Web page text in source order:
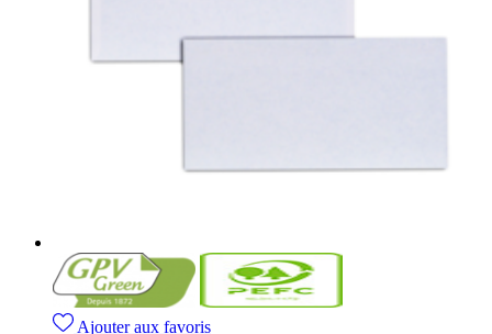
Ajouter aux favoris